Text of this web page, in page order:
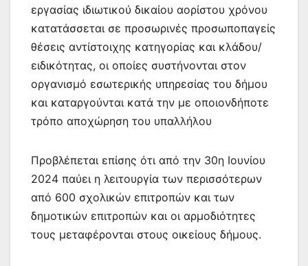
εργασίας ιδιωτικού δικαίου αορίστου χρόνου
κατατάσσεται σε προσωρινές προσωποπαγείς
θέσεις αντίστοιχης κατηγορίας και κλάδου/
ειδικότητας, οι οποίες συστήνονται στον
οργανισμό εσωτερικής υπηρεσίας του δήμου
και καταργούνται κατά την με οποιονδήποτε
τρόπο αποχώρηση του υπαλλήλου
Προβλέπεται επίσης ότι από την 30η Ιουνίου
2024 παύει η λειτουργία των περισσότερων
από 600 σχολικών επιτροπών και των
δημοτικών επιτροπών και οι αρμοδιότητες
τους μεταφέρονται στους οικείους δήμους.